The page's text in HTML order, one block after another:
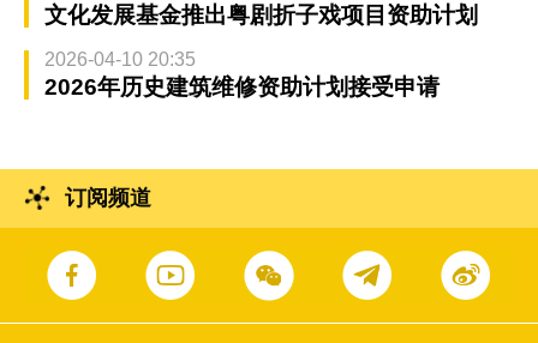
文化发展基金推出粤剧折子戏项目资助计划
2026-04-10 20:35
2026年历史建筑维修资助计划接受申请
订阅频道